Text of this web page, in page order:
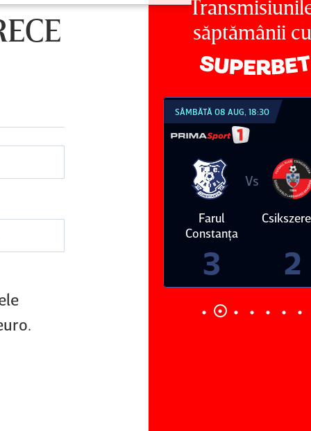
săptămânii cu
Farul
3
Vs
SÂMBĂTĂ 08 AUG, 21:30
Dinamo
4
Vs
FC
0